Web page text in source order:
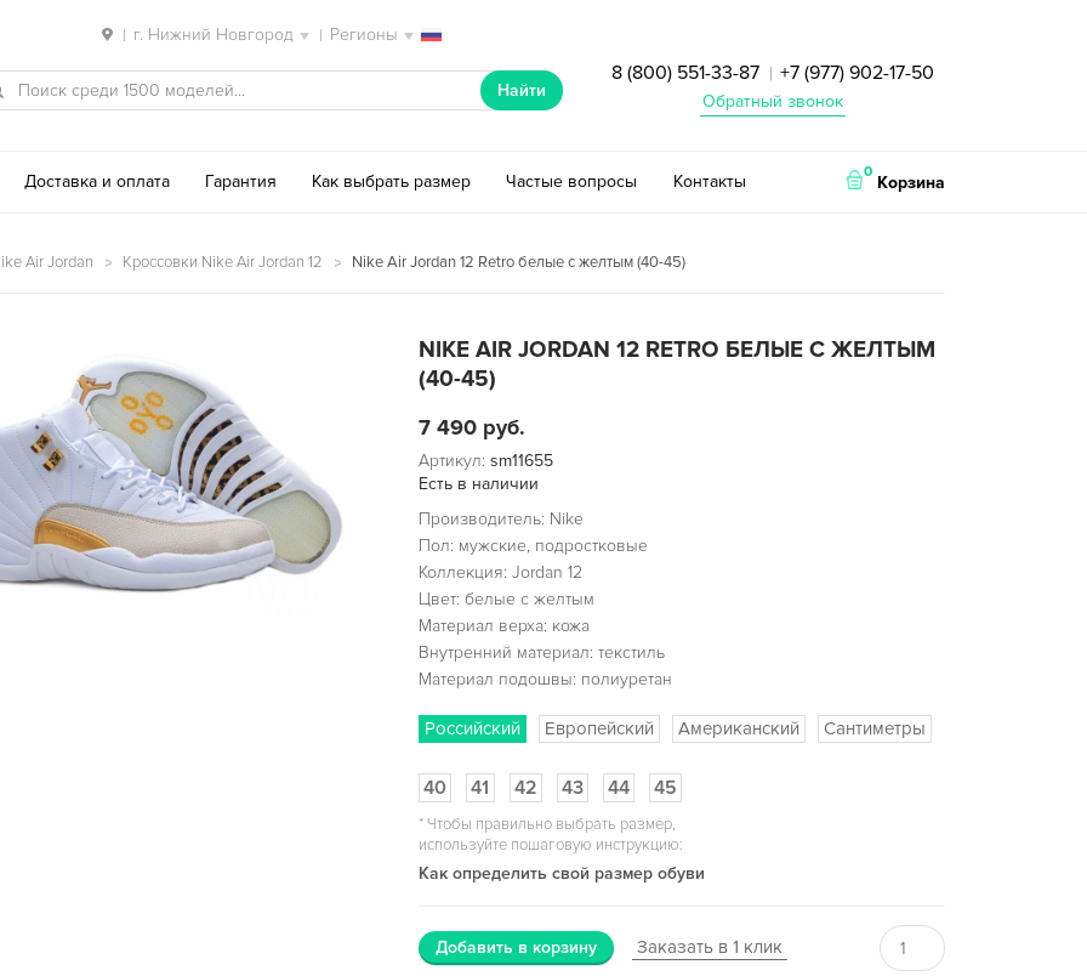
| г. Нижний Новгород | Регионы
Найти
8 (800) 551-33-87 | +7 (977) 902-17-50
Обратный звонок
Доставка и оплата Гарантия Как выбрать размер Частые вопросы Контакты 0
Корзина
Air Jordan Кроссовки Nike Air Jordan 12 Nike Air Jordan 12 Retro белые с желтым (40-45)
NIKE AIR JORDAN 12 RETRO БЕЛЫЕ С ЖЕЛТЫМ
(40-45)
7 490 руб.
Артикул: sm11655
Есть в наличии
Производитель: Nike
Пол: мужские, подростковые
Коллекция: Jordan 12
Цвет: белые с желтым
Материал верха: кожа
Внутренний материал: текстиль
Материал подошвы: полиуретан
Российский Европейский Американский Сантиметры
40 41 42 43 44 45
*Чтобы правильно выбрать размер,
используйте пошаговую инструкцию:
Как определить свой размер обуви
Добавить в корзину Заказать в 1 клик